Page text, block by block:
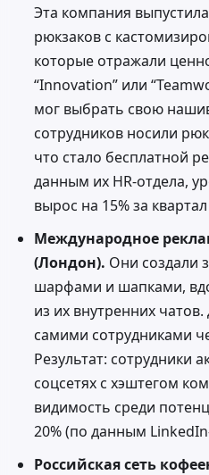
Эта компания
рюкзаков с
которые отражали
“Innovation” или
мог выбрать свою
сотрудников носили
что стало бесплатной
данным их HR-отдела,
вырос на 15% за
Международное
(Лондон). Они создали
шарфами и шапками,
из их внутренних
самими сотрудниками
Результат: сотрудники
соцсетях с хэштегом
видимость среди
20% (по данным
Российская сеть